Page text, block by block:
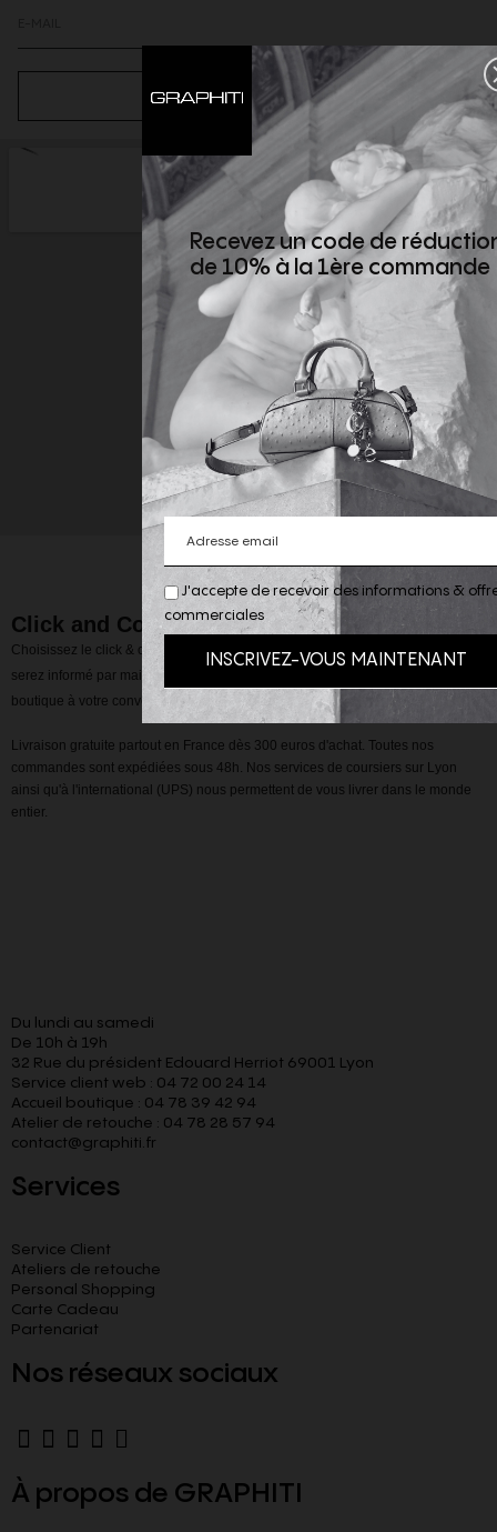
S’ABONNER
Click and Collect
Choisissez le click & collect au moment de la validation de votre panier, vous
serez informé par mail de la disponibilité de votre commande, à retirer en
boutique à votre convenance.
Livraison gratuite partout en France dès 300 euros d'achat. Toutes nos
commandes sont expédiées sous 48h. Nos services de coursiers sur Lyon
ainsi qu'à l'international (UPS) nous permettent de vous livrer dans le monde
entier.
Du lundi au samedi
De 10h à 19h
32 Rue du président Edouard Herriot 69001 Lyon
Service client web : 04 72 00 24 14
Accueil boutique : 04 78 39 42 94
Atelier de retouche : 04 78 28 57 94
contact@graphiti.fr
Services
Service Client
Ateliers de retouche
Personal Shopping
Carte Cadeau
Partenariat
Nos réseaux sociaux
À propos de GRAPHITI
J'accepte de recevoir des informations &
commerciales
Recevez un code de
de 10% à la 1ère commande